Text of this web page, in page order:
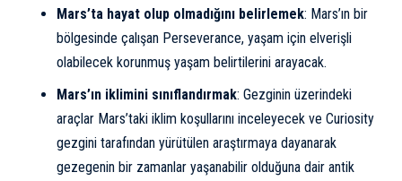
Mars’ta hayat olup olmadığını belirlemek: Mars’ın bir
bölgesinde çalışan Perseverance, yaşam için elverişli
olabilecek korunmuş yaşam belirtilerini arayacak.
Mars’ın iklimini sınıflandırmak: Gezginin üzerindeki
araçlar Mars’taki iklim koşullarını inceleyecek ve Curiosity
gezgini tarafından yürütülen araştırmaya dayanarak
gezegenin bir zamanlar yaşanabilir olduğuna dair antik